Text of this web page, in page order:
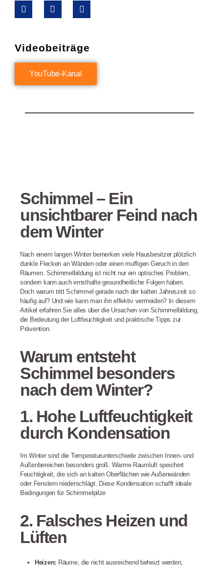
Videobeiträge
YouTube-Kanal
Schimmel – Ein
unsichtbarer Feind nach
dem Winter
Nach einem langen Winter bemerken viele Hausbesitzer plötzlich
dunkle Flecken an Wänden oder einen muffigen Geruch in den
Räumen. Schimmelbildung ist nicht nur ein optisches Problem,
sondern kann auch ernsthafte gesundheitliche Folgen haben.
Doch warum tritt Schimmel gerade nach der kalten Jahreszeit so
häufig auf? Und wie kann man ihn effektiv vermeiden? In diesem
Artikel erfahren Sie alles über die Ursachen von Schimmelbildung,
die Bedeutung der Luftfeuchtigkeit und praktische Tipps zur
Prävention.
Warum entsteht
Schimmel besonders
nach dem Winter?
1. Hohe Luftfeuchtigkeit
durch Kondensation
Im Winter sind die Temperaturunterschiede zwischen Innen- und
Außenbereichen besonders groß. Warme Raumluft speichert
Feuchtigkeit, die sich an kalten Oberflächen wie Außenwänden
oder Fenstern niederschlägt. Diese Kondensation schafft ideale
Bedingungen für Schimmelpilze
2. Falsches Heizen und
Lüften
Heizen: Räume, die nicht ausreichend beheizt werden,